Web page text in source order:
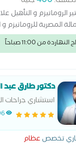
الروماتيزم و
المصرية
من 11:00 صباحاً
دكتور طارق عبد
استشاري جراحات
تطويل العظام
تخصص عظام